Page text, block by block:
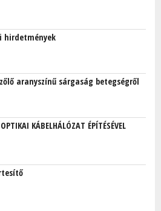
hirdetmények
aranyszínű sárgaság betegségről
KÁBELHÁLÓZAT ÉPÍTÉSÉVEL